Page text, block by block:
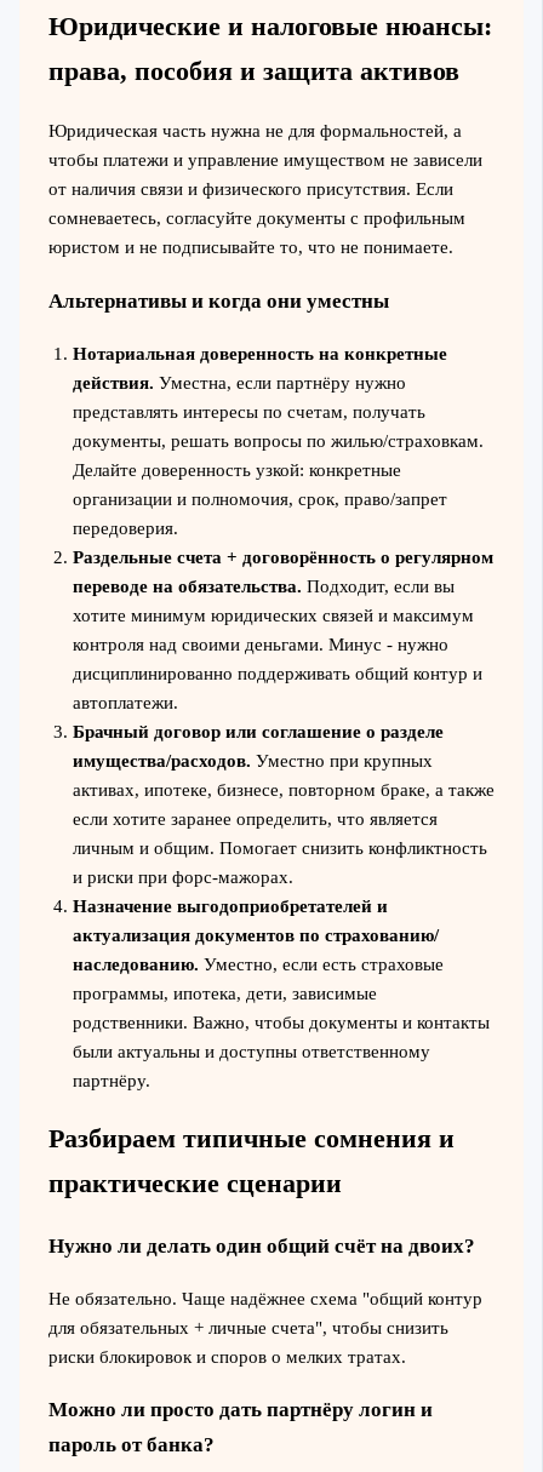
Юридические и налоговые нюансы:
права, пособия и защита активов
Юридическая часть нужна не для формальностей, а
чтобы платежи и управление имуществом не зависели
от наличия связи и физического присутствия. Если
сомневаетесь, согласуйте документы с профильным
юристом и не подписывайте то, что не понимаете.
Альтернативы и когда они уместны
Нотариальная доверенность на конкретные
действия. Уместна, если партнёру нужно
представлять интересы по счетам, получать
документы, решать вопросы по жилью/страховкам.
Делайте доверенность узкой: конкретные
организации и полномочия, срок, право/запрет
передоверия.
Раздельные счета + договорённость о регулярном
переводе на обязательства. Подходит, если вы
хотите минимум юридических связей и максимум
контроля над своими деньгами. Минус - нужно
дисциплинированно поддерживать общий контур и
автоплатежи.
Брачный договор или соглашение о разделе
имущества/расходов. Уместно при крупных
активах, ипотеке, бизнесе, повторном браке, а также
если хотите заранее определить, что является
личным и общим. Помогает снизить конфликтность
и риски при форс-мажорах.
Назначение выгодоприобретателей и
актуализация документов по страхованию/
наследованию. Уместно, если есть страховые
программы, ипотека, дети, зависимые
родственники. Важно, чтобы документы и контакты
были актуальны и доступны ответственному
партнёру.
Разбираем типичные сомнения и
практические сценарии
Нужно ли делать один общий счёт на двоих?
Не обязательно. Чаще надёжнее схема "общий контур
для обязательных + личные счета", чтобы снизить
риски блокировок и споров о мелких тратах.
Можно ли просто дать партнёру логин и
пароль от банка?